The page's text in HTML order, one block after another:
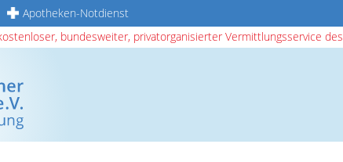
Apotheken-Notdienst
bundesweiter, privatorganisierter Vermittlungsservice